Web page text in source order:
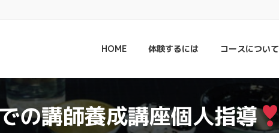
HOME 体験するには コースについて
の講師養成講座個人指導